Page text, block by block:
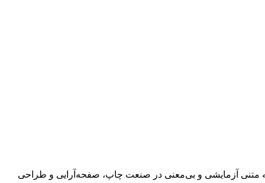
متنی آزمایشی و بی‌معنی در صنعت چاپ، صفحه‌آرایی و طراحی